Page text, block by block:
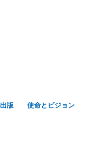
出版 使命とビジョン